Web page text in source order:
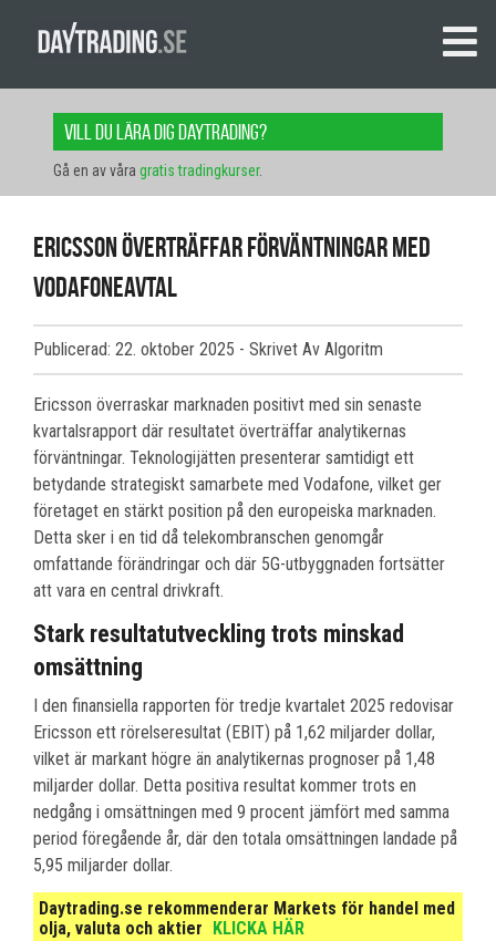
Vill du lära dig daytrading?
Gå en av våra gratis tradingkurser.
Ericsson överträffar förväntningar med
Vodafoneavtal
Publicerad: 22. oktober 2025 - Skrivet Av Algoritm
Ericsson överraskar marknaden positivt med sin senaste
kvartalsrapport där resultatet överträffar analytikernas
förväntningar. Teknologijätten presenterar samtidigt ett
betydande strategiskt samarbete med Vodafone, vilket ger
företaget en stärkt position på den europeiska marknaden.
Detta sker i en tid då telekombranschen genomgår
omfattande förändringar och där 5G-utbyggnaden fortsätter
att vara en central drivkraft.
Stark resultatutveckling trots minskad
omsättning
I den finansiella rapporten för tredje kvartalet 2025 redovisar
Ericsson ett rörelseresultat (EBIT) på 1,62 miljarder dollar,
vilket är markant högre än analytikernas prognoser på 1,48
miljarder dollar. Detta positiva resultat kommer trots en
nedgång i omsättningen med 9 procent jämfört med samma
period föregående år, där den totala omsättningen landade på
5,95 miljarder dollar.
Daytrading.se rekommenderar Markets för handel med
olja, valuta och aktier
KLICKA HÄR